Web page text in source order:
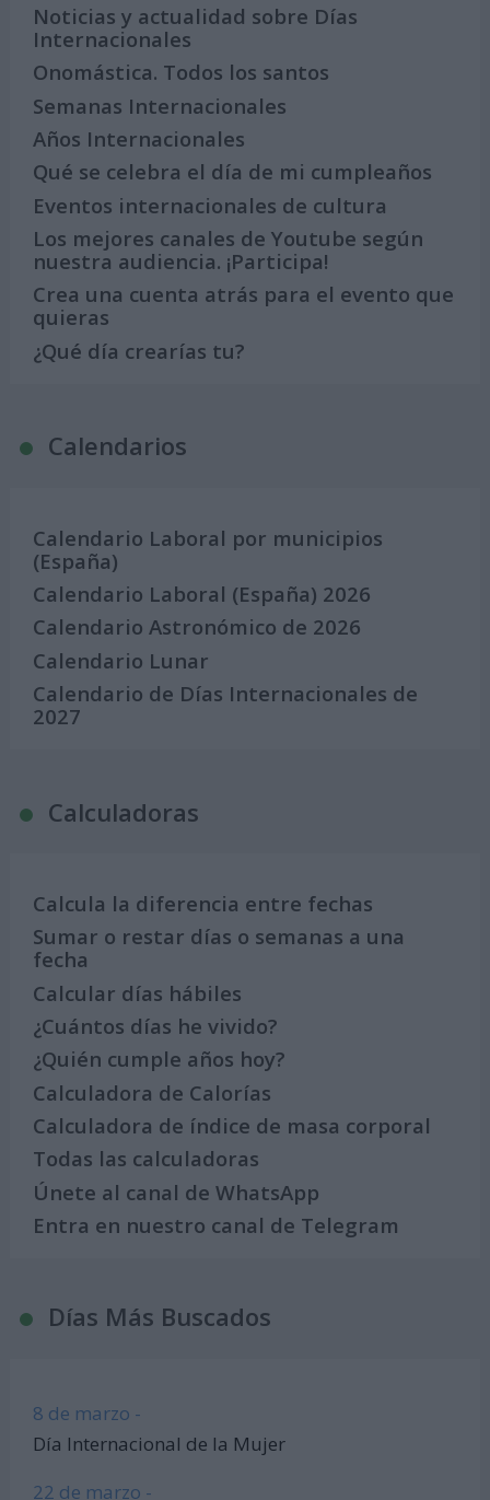
Noticias y actualidad sobre Días
Internacionales
Onomástica. Todos los santos
Semanas Internacionales
Años Internacionales
Qué se celebra el día de mi cumpleaños
Eventos internacionales de cultura
Los mejores canales de Youtube según
nuestra audiencia. ¡Participa!
Crea una cuenta atrás para el evento que
quieras
¿Qué día crearías tu?
Calendarios
Calendario Laboral por municipios
(España)
Calendario Laboral (España) 2026
Calendario Astronómico de 2026
Calendario Lunar
Calendario de Días Internacionales de
2027
Calculadoras
Calcula la diferencia entre fechas
Sumar o restar días o semanas a una
fecha
Calcular días hábiles
¿Cuántos días he vivido?
¿Quién cumple años hoy?
Calculadora de Calorías
Calculadora de índice de masa corporal
Todas las calculadoras
Únete al canal de WhatsApp
Entra en nuestro canal de Telegram
Días Más Buscados
8 de marzo -
Día Internacional de la Mujer
22 de marzo -